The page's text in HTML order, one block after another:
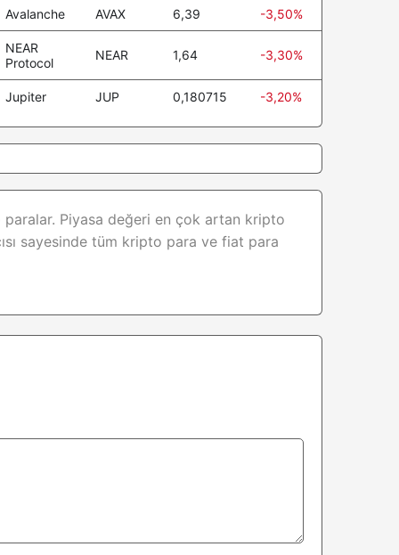
Avalanche AVAX 6,39 -3,50%
NEAR
Protocol
NEAR 1,64 -3,30%
Jupiter JUP 0,180715 -3,20%
Piyasa değeri en çok artan kripto
sayesinde tüm kripto para ve fiat para